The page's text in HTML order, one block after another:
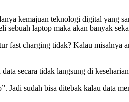
kemajuan teknologi digital yang
sebuah laptop maka akan banyak
charging tidak? Kalau misalnya
secara tidak langsung di
sudah bisa ditebak kalau data